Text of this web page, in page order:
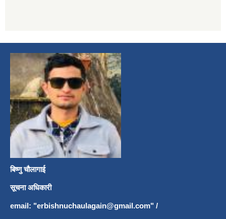
बिष्णु चौलागाई
सूचना अधिकारी
email: "erbishnuchaulagain@gmail.com" /